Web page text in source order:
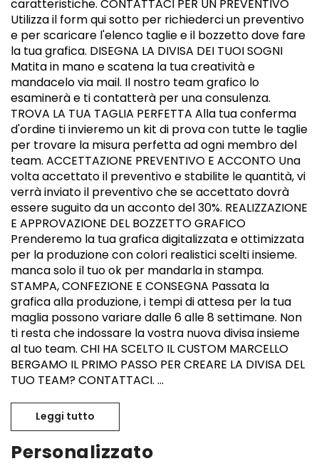
caratteristiche. CONTATTACI PER UN PREVENTIVO
Utilizza il form qui sotto per richiederci un preventivo
e per scaricare l'elenco taglie e il bozzetto dove fare
la tua grafica. DISEGNA LA DIVISA DEI TUOI SOGNI
Matita in mano e scatena la tua creatività e
mandacelo via mail. Il nostro team grafico lo
esaminerà e ti contatterà per una consulenza.
TROVA LA TUA TAGLIA PERFETTA Alla tua conferma
d'ordine ti invieremo un kit di prova con tutte le taglie
per trovare la misura perfetta ad ogni membro del
team. ACCETTAZIONE PREVENTIVO E ACCONTO Una
volta accettato il preventivo e stabilite le quantità, vi
verrà inviato il preventivo che se accettato dovrà
essere suguito da un acconto del 30%. REALIZZAZIONE
E APPROVAZIONE DEL BOZZETTO GRAFICO
Prenderemo la tua grafica digitalizzata e ottimizzata
per la produzione con colori realistici scelti insieme.
manca solo il tuo ok per mandarla in stampa.
STAMPA, CONFEZIONE E CONSEGNA Passata la
grafica alla produzione, i tempi di attesa per la tua
maglia possono variare dalle 6 alle 8 settimane. Non
ti resta che indossare la vostra nuova divisa insieme
al tuo team. CHI HA SCELTO IL CUSTOM MARCELLO
BERGAMO IL PRIMO PASSO PER CREARE LA DIVISA DEL
TUO TEAM? CONTATTACI. ...
Leggi tutto
Personalizzato